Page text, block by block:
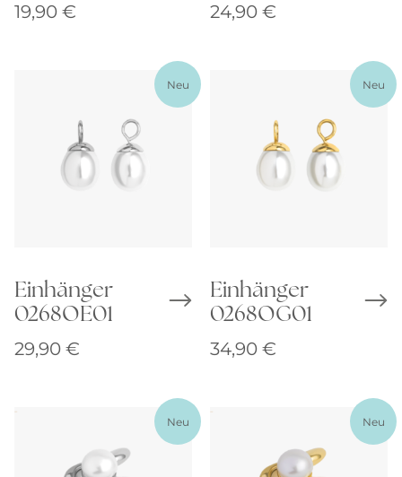
19,90 € 24,90 €
Neu
Einhänger
0268OE01
29,90 €
Neu
Einhänger
0268OG01
34,90 €
Neu Neu